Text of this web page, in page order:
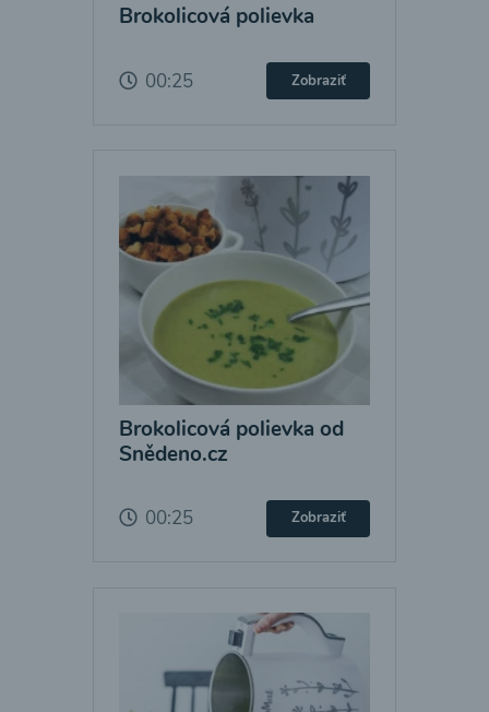
Brokolicová polievka
00:25 Zobraziť
Brokolicová polievka od
Snědeno.cz
00:25 Zobraziť